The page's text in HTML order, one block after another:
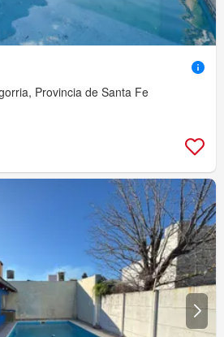
Provincia de Santa Fe